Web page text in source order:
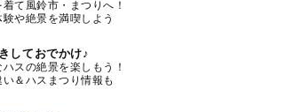
て風鈴市・まつりへ！
や絶景を満喫しよう
しておでかけ♪
スの絶景を楽しもう！
＆ハスまつり情報も